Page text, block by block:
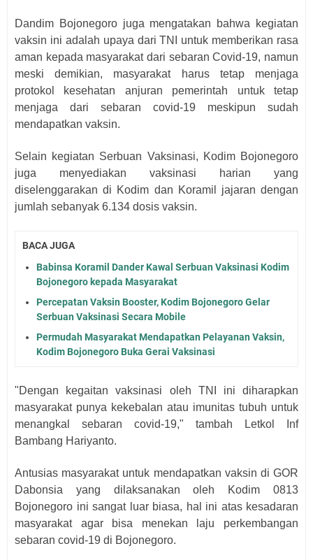
Dandim Bojonegoro juga mengatakan bahwa kegiatan
vaksin ini adalah upaya dari TNI untuk memberikan rasa
aman kepada masyarakat dari sebaran Covid-19, namun
meski demikian, masyarakat harus tetap menjaga
protokol kesehatan anjuran pemerintah untuk tetap
menjaga dari sebaran covid-19 meskipun sudah
mendapatkan vaksin.
Selain kegiatan Serbuan Vaksinasi, Kodim Bojonegoro
juga menyediakan vaksinasi harian yang
diselenggarakan di Kodim dan Koramil jajaran dengan
jumlah sebanyak 6.134 dosis vaksin.
BACA JUGA
Babinsa Koramil Dander Kawal Serbuan Vaksinasi Kodim
Bojonegoro kepada Masyarakat
Percepatan Vaksin Booster, Kodim Bojonegoro Gelar
Serbuan Vaksinasi Secara Mobile
Permudah Masyarakat Mendapatkan Pelayanan Vaksin,
Kodim Bojonegoro Buka Gerai Vaksinasi
"Dengan kegaitan vaksinasi oleh TNI ini diharapkan
masyarakat punya kekebalan atau imunitas tubuh untuk
menangkal sebaran covid-19," tambah Letkol Inf
Bambang Hariyanto.
Antusias masyarakat untuk mendapatkan vaksin di GOR
Dabonsia yang dilaksanakan oleh Kodim 0813
Bojonegoro ini sangat luar biasa, hal ini atas kesadaran
masyarakat agar bisa menekan laju perkembangan
sebaran covid-19 di Bojonegoro.